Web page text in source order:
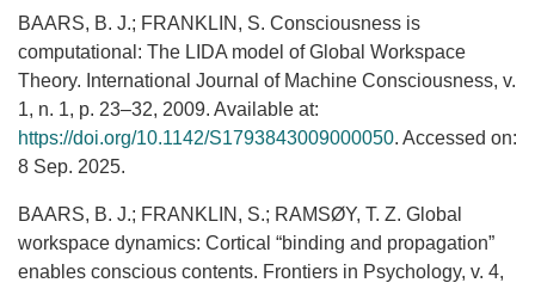
BAARS, B. J.; FRANKLIN, S. Consciousness is
computational: The LIDA model of Global Workspace
Theory. International Journal of Machine Consciousness, v.
1, n. 1, p. 23–32, 2009. Available at:
https://doi.org/10.1142/S1793843009000050. Accessed on:
8 Sep. 2025.
BAARS, B. J.; FRANKLIN, S.; RAMSØY, T. Z. Global
workspace dynamics: Cortical “binding and propagation”
enables conscious contents. Frontiers in Psychology, v. 4,